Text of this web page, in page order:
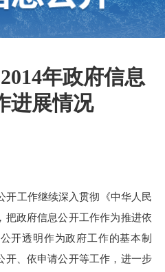
年政府信息
进展情况
开工作继续深入贯彻《中华人民
把政府信息公开工作作为推进依
开透明作为政府工作的基本制
开、依申请公开等工作，进一步